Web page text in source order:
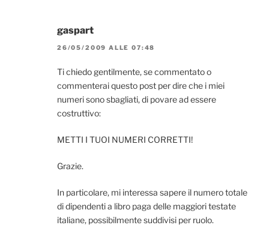
gaspart
26/05/2009 ALLE 07:48
Ti chiedo gentilmente, se commentato o
commenterai questo post per dire che i miei
numeri sono sbagliati, di povare ad essere
costruttivo:
METTI I TUOI NUMERI CORRETTI!
Grazie.
In particolare, mi interessa sapere il numero totale
di dipendenti a libro paga delle maggiori testate
italiane, possibilmente suddivisi per ruolo.